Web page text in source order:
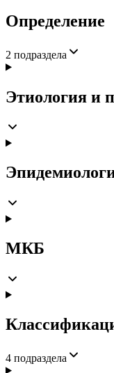
Определение
2 подраздела
Этиология и
МКБ
4 подраздела